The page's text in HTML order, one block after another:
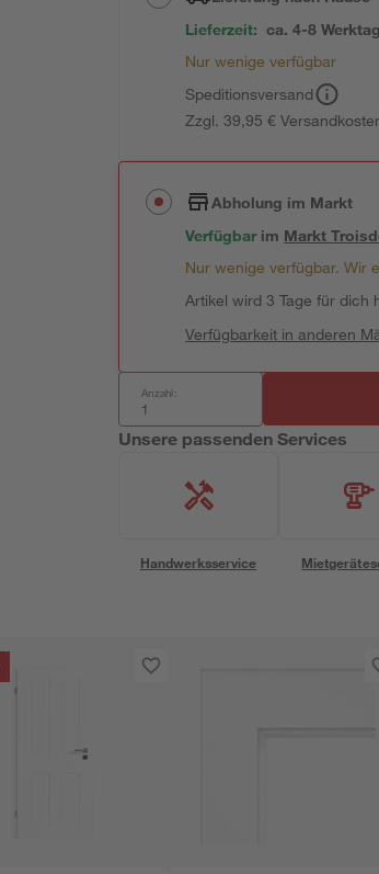
Lieferzeit: ca. 4-8
Nur wenige verfügbar
Speditionsversand
Zzgl. 39,95 €
Abholung im Markt
Verfügbar im Markt
Nur wenige verfügbar. Wir
Artikel wird 3 Tage für dich
Verfügbarkeit in anderen
Anzahl:
Unsere passenden Services
Handwerksservice